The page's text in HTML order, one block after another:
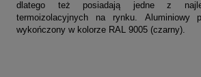
dlatego też posiadają jedne z
termoizolacyjnych na rynku. Aluminiowy
wykończony w kolorze RAL 9005 (czarny).